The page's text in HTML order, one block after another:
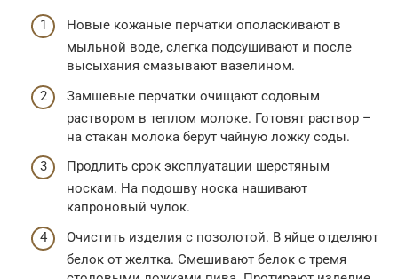
Новые кожаные перчатки ополаскивают в
мыльной воде, слегка подсушивают и после
высыхания смазывают вазелином.
Замшевые перчатки очищают содовым
раствором в теплом молоке. Готовят раствор –
на стакан молока берут чайную ложку соды.
Продлить срок эксплуатации шерстяным
носкам. На подошву носка нашивают
капроновый чулок.
Очистить изделия с позолотой. В яйце отделяют
белок от желтка. Смешивают белок с тремя